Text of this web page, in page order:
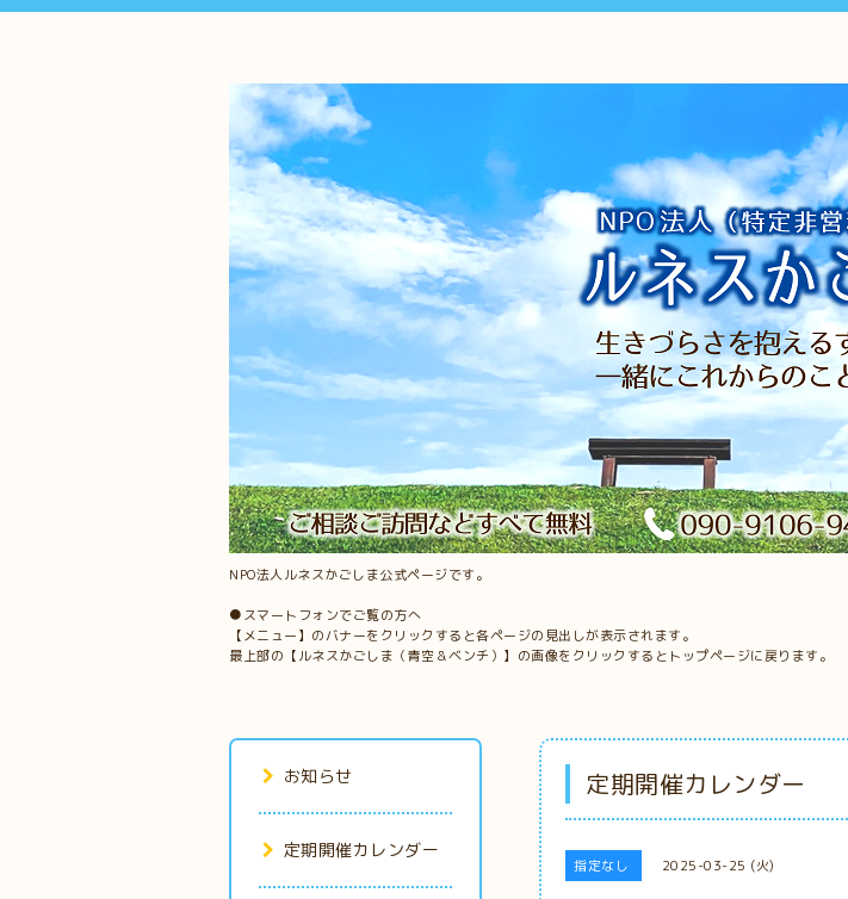
NPO法人ルネスかごしま公式ページです。
●スマートフォンでご覧の方へ
【メニュー】のバナーをクリックすると各ページの見出しが表示されます。
最上部の【ルネスかごしま（青空＆ベンチ）】の画像をクリックするとトップページに戻ります。
定期開催カレンダー
指定なし 2025-03-25 (火)
お知らせ
定期開催カレンダー